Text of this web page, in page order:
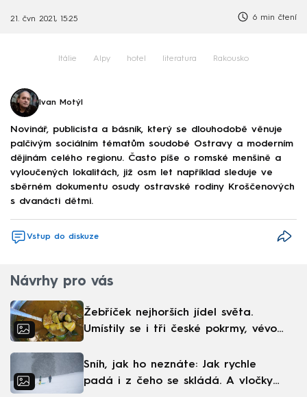
21. čvn 2021, 15:25 6 min čtení
Itálie Alpy hotel literatura Rakousko
Ivan Motýl
Novinář, publicista a básník, který se dlouhodobě věnuje
palčivým sociálním tématům soudobé Ostravy a moderním
dějinám celého regionu. Často píše o romské menšině a
vyloučených lokalitách, již osm let například sleduje ve
sběrném dokumentu osudy ostravské rodiny Kroščenových
s dvanácti dětmi.
Vstup do diskuze
Návrhy pro vás
Žebříček nejhorších jídel světa.
Umístily se i tři české pokrmy, vévodí
Sníh, jak ho neznáte: Jak rychle
padá i z čeho se skládá. A vločky